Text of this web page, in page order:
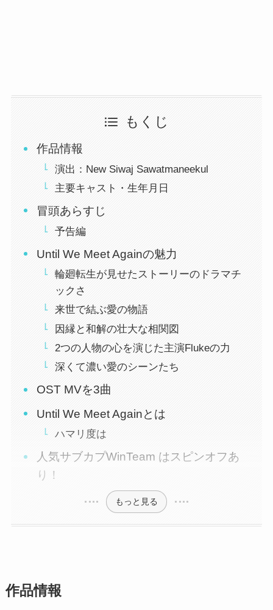
もくじ
作品情報
演出：New Siwaj Sawatmaneekul
主要キャスト・生年月日
冒頭あらすじ
予告編
Until We Meet Againの魅力
輪廻転生が見せたストーリーのドラマチ
ックさ
来世で結ぶ愛の物語
因縁と和解の壮大な相関図
2つの人物の心を演じた主演Flukeの力
深くて濃い愛のシーンたち
OST MVを3曲
Until We Meet Againとは
ハマリ度は
人気サブカプWinTeam はスピンオフあ
り！
もっと見る
作品情報